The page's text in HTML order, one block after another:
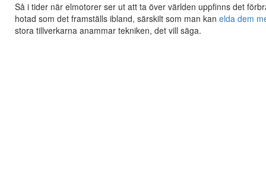
Så i tider när elmotorer ser ut att ta över världen uppfinns det
hotad som det framställs ibland, särskilt som man kan elda dem
stora tillverkarna anammar tekniken, det vill säga.